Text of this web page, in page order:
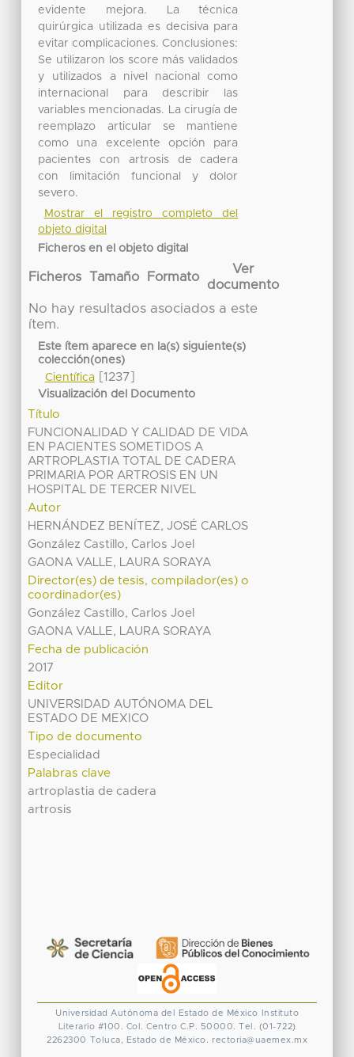
evidente mejora. La técnica
quirúrgica utilizada es decisiva para
evitar complicaciones. Conclusiones:
Se utilizaron los score más validados
y utilizados a nivel nacional como
internacional para describir las
variables mencionadas. La cirugía de
reemplazo articular se mantiene
como una excelente opción para
pacientes con artrosis de cadera
con limitación funcional y dolor
severo.
Mostrar el registro completo del
objeto digital
Ficheros en el objeto digital
Ficheros Tamaño Formato
Ver
documento
No hay resultados asociados a este
ítem.
Este ítem aparece en la(s) siguiente(s)
colección(ones)
Científica[1237]
Visualización del Documento
Título
FUNCIONALIDAD Y CALIDAD DE VIDA
EN PACIENTES SOMETIDOS A
ARTROPLASTIA TOTAL DE CADERA
PRIMARIA POR ARTROSIS EN UN
HOSPITAL DE TERCER NIVEL
Autor
HERNÁNDEZ BENÍTEZ, JOSÉ CARLOS
González Castillo, Carlos Joel
GAONA VALLE, LAURA SORAYA
Director(es) de tesis, compilador(es) o
coordinador(es)
González Castillo, Carlos Joel
GAONA VALLE, LAURA SORAYA
Fecha de publicación
2017
Editor
UNIVERSIDAD AUTÓNOMA DEL
ESTADO DE MEXICO
Tipo de documento
Especialidad
Palabras clave
artroplastia de cadera
artrosis
Universidad Autónoma del Estado de México
Instituto
Literario #100. Col. Centro C.P. 50000. Tel. (01-722)
2262300 Toluca, Estado de México. rectoria@uaemex.mx